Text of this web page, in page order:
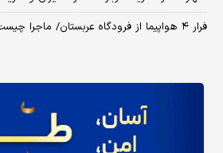
فرار ۴ هواپیما از فرودگاه عربستان/ ماجرا چیست؟